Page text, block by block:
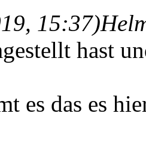
15:37)
hast
es das es